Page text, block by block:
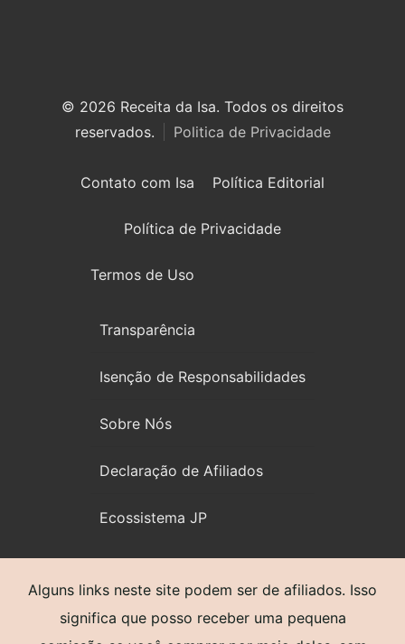
© 2026 Receita da Isa. Todos os direitos
reservados.
Politica de Privacidade
Contato com Isa Política Editorial
Política de Privacidade
Termos de Uso
Transparência
Isenção de Responsabilidades
Sobre Nós
Declaração de Afiliados
Ecossistema JP
Alguns links neste site podem ser de afiliados. Isso
significa que posso receber uma pequena